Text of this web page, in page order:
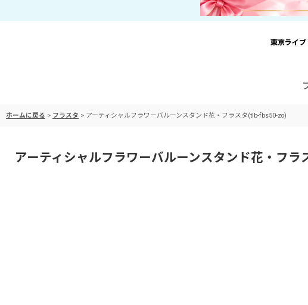
ホームに戻る > フラスタ > アーティシャルフラワーバルーンスタンド花・フラスタ(tlb-fbs50-zo)
アーティシャルフラワーバルーンスタンド花・フ